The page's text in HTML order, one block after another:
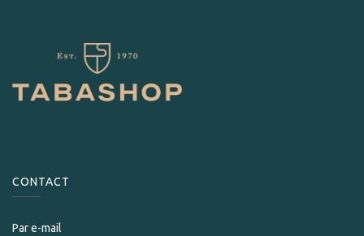
CONTACT
Par e-mail